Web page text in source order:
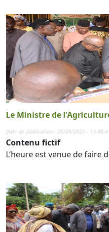
Le Ministre de
Date de publication : 20/08/2025 -
Contenu fictif
L’heure est venue de faire